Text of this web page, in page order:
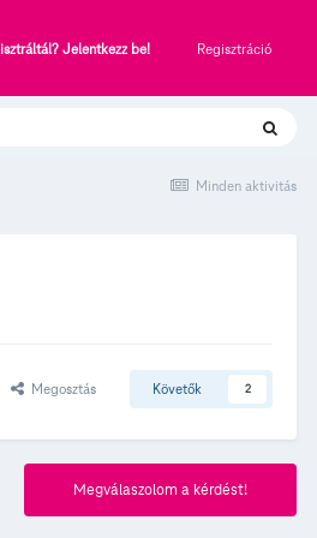
Jelentkezz be! Regisztráció
Minden aktivitás
Megosztás Követők 2
Megválaszolom a kérdést!